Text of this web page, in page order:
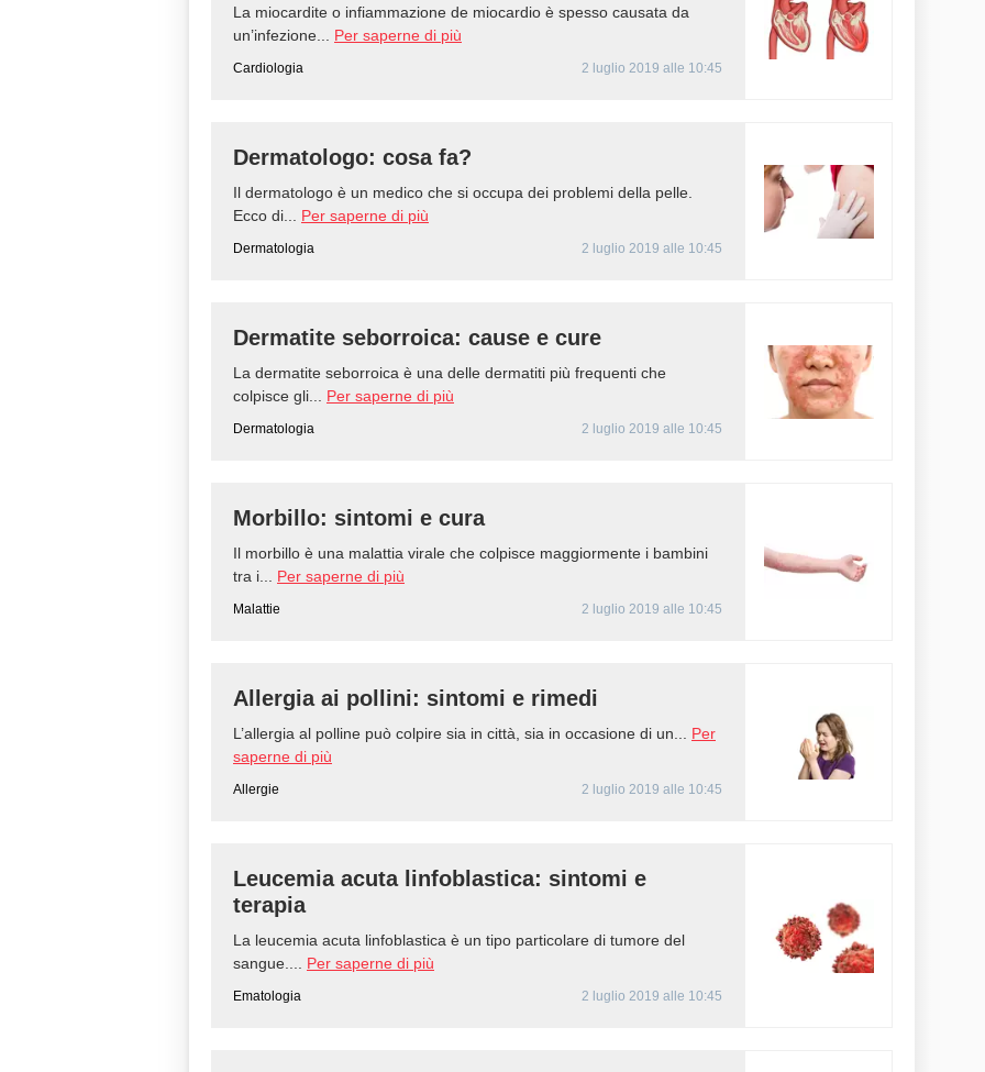
La miocardite o infiammazione de miocardio è spesso causata da
un’infezione... Per saperne di più
Cardiologia 2 luglio 2019 alle 10:45
Dermatologo: cosa fa?
Il dermatologo è un medico che si occupa dei problemi della pelle.
Ecco di... Per saperne di più
Dermatologia 2 luglio 2019 alle 10:45
Dermatite seborroica: cause e cure
La dermatite seborroica è una delle dermatiti più frequenti che
colpisce gli... Per saperne di più
Dermatologia 2 luglio 2019 alle 10:45
Morbillo: sintomi e cura
Il morbillo è una malattia virale che colpisce maggiormente i bambini
tra i... Per saperne di più
Malattie 2 luglio 2019 alle 10:45
Allergia ai pollini: sintomi e rimedi
L’allergia al polline può colpire sia in città, sia in occasione di un... Per
saperne di più
Allergie 2 luglio 2019 alle 10:45
Leucemia acuta linfoblastica: sintomi e
terapia
La leucemia acuta linfoblastica è un tipo particolare di tumore del
sangue.... Per saperne di più
Ematologia 2 luglio 2019 alle 10:45